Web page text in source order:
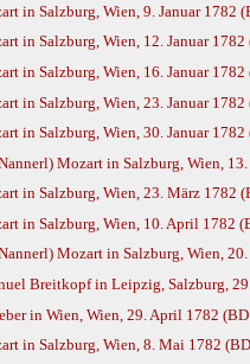
in Salzburg, Wien, 9. Januar 1782
in Salzburg, Wien, 12. Januar 1782
in Salzburg, Wien, 16. Januar 1782
in Salzburg, Wien, 23. Januar 1782
in Salzburg, Wien, 30. Januar 1782
Mozart in Salzburg, Wien,
in Salzburg, Wien, 23. März 1782
in Salzburg, Wien, 10. April 1782
Mozart in Salzburg, Wien,
Breitkopf in Leipzig, Salzburg,
in Wien, Wien, 29. April 1782
in Salzburg, Wien, 8. Mai 1782